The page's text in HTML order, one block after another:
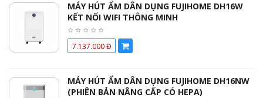
MÁY HÚT ẨM DÂN DỤNG FUJIHOME DH16W
KẾT NỐI WIFI THÔNG MINH
7.137.000 Đ
MÁY HÚT ẨM DÂN DỤNG FUJIHOME DH16NW
(PHIÊN BẢN NÂNG CẤP CÓ HEPA)